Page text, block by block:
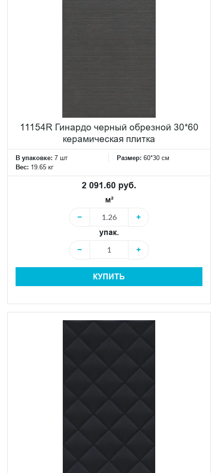
11154R Гинардо черный обрезной 30*60
керамическая плитка
В упаковке: 7 шт Размер: 60*30 см
Вес: 19.65 кг
2 091.60 руб.
м²
−
+
упак.
−
+
КУПИТЬ